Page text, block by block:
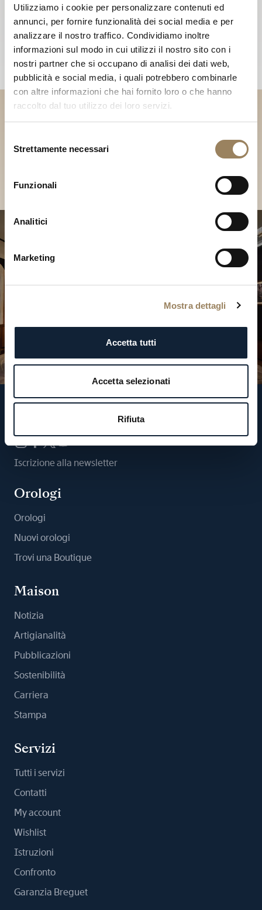
Utilizziamo i cookie per personalizzare contenuti ed
annunci, per fornire funzionalità dei social media e per
analizzare il nostro traffico. Condividiamo inoltre
informazioni sul modo in cui utilizzi il nostro sito con i
nostri partner che si occupano di analisi dei dati web,
pubblicità e social media, i quali potrebbero combinarle
con altre informazioni che hai fornito loro o che hanno
raccolto dal tuo utilizzo dei loro servizi.
delStrettamente necessari
Funzionali
Analitici
Marketing
Mostra dettagli
Accetta tutti
Accetta selezionati
Rifiuta
Scopri le nostre collezioni in
Boutique
Iscrizione alla newsletter
Orologi
Orologi
Nuovi orologi
Trovi una Boutique
Maison
Notizia
Artigianalità
Pubblicazioni
Sostenibilità
Carriera
Stampa
Servizi
Tutti i servizi
Contatti
My account
Wishlist
Istruzioni
Confronto
Garanzia Breguet